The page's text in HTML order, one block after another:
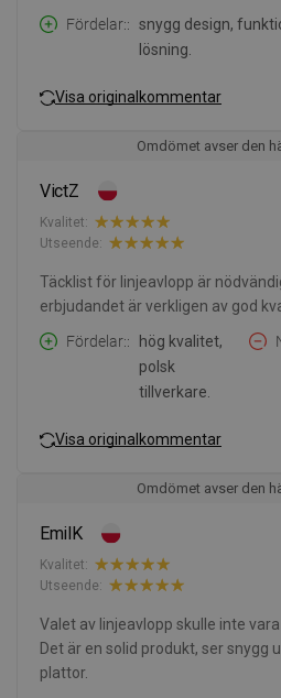
Fördelar:
snygg design,
lösning.
Visa originalkommentar
Omdömet avser den
VictZ
Kvalitet:
Utseende:
Täcklist för linjeavlopp är
erbjudandet är verkligen av god
Fördelar:
hög kvalitet,
polsk
tillverkare.
Visa originalkommentar
Omdömet avser den
EmilK
Kvalitet:
Utseende:
Valet av linjeavlopp skulle inte
Det är en solid produkt, ser snygg
plattor.